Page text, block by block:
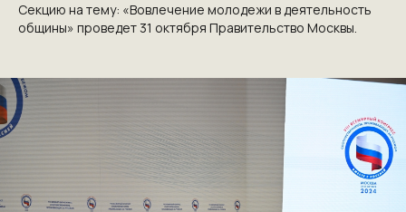
Секцию на тему: «Вовлечение молодежи в деятельность
общины» проведет 31 октября Правительство Москвы.